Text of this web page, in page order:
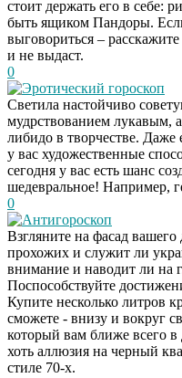
стоит держать его в себе:
быть ящиком Пандоры.
выговориться –
и не выдаст.
0
Эротический гороскоп
Светила настойчиво
мудрствованием лукавым,
либидо в творчестве.
у вас художественные
сегодня у вас есть шанс
шедевральное! Например,
0
Антигороскоп
Взгляните на фасад вашего
прохожих и служит ли
внимание и наводит ли на
Поспособствуйте
Купите несколько литров
сможете - внизу и вокруг
который вам ближе всего
хоть аллюзия на черный
стиле 70-х.